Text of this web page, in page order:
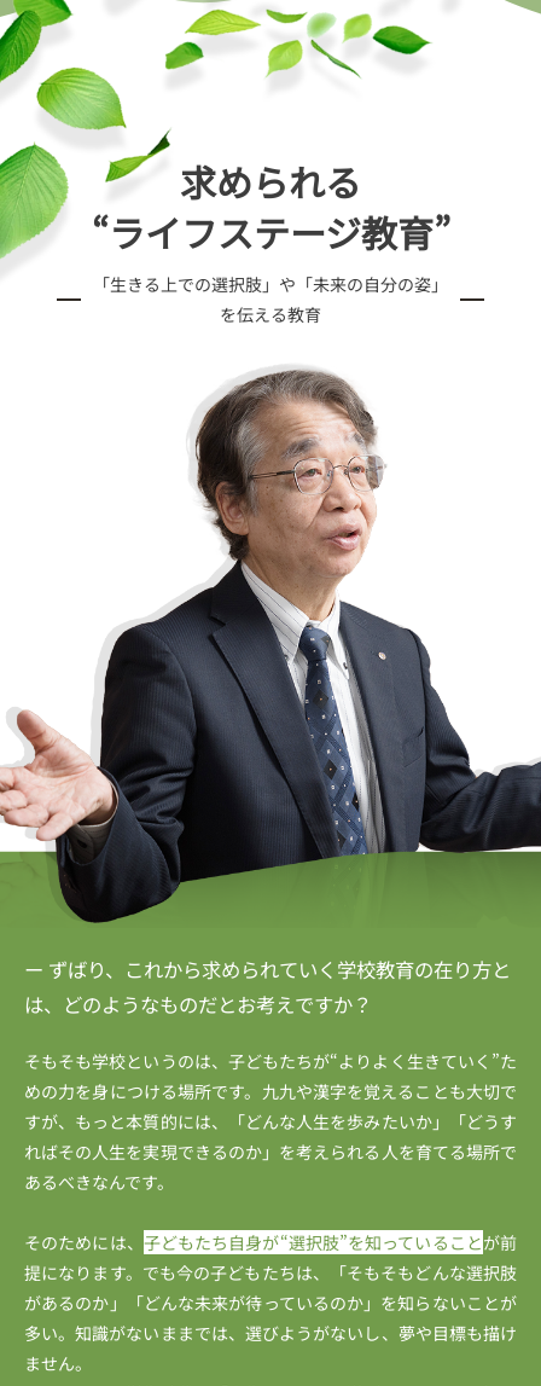
求められる
“ライフステージ教育”
「生きる上での選択肢」や「未来の自分の姿」
を伝える教育
ー ずばり、これから求められていく学校教育の在り方と
は、どのようなものだとお考えですか？
そもそも学校というのは、子どもたちが“よりよく生きていく”た
めの力を身につける場所です。九九や漢字を覚えることも大切で
すが、もっと本質的には、「どんな人生を歩みたいか」「どうす
ればその人生を実現できるのか」を考えられる人を育てる場所で
あるべきなんです。
そのためには、 子どもたち自身が“選択肢”を知っていることが前
提になります。でも今の子どもたちは、「そもそもどんな選択肢
があるのか」「どんな未来が待っているのか」を知らないことが
多い。知識がないままでは、選びようがないし、夢や目標も描け
ません。